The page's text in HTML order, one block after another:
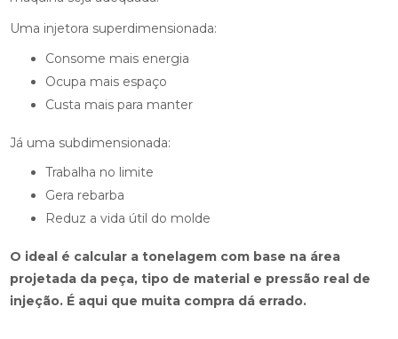
Uma injetora superdimensionada:
Consome mais energia
Ocupa mais espaço
Custa mais para manter
Já uma subdimensionada:
Trabalha no limite
Gera rebarba
Reduz a vida útil do molde
O ideal é calcular a tonelagem com base na área
projetada da peça, tipo de material e pressão real de
injeção. É aqui que muita compra dá errado.